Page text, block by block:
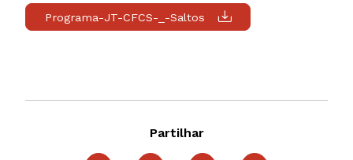
Programa-JT-CFCS-_-Saltos
Partilhar